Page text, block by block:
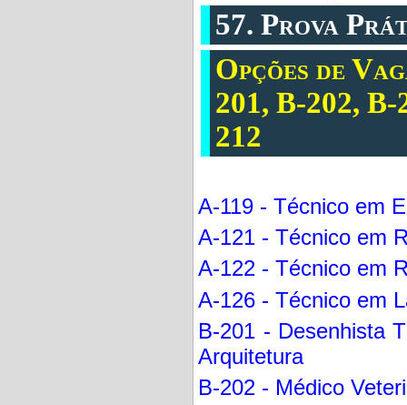
57. Prova
Opções de
201, B-202, B-
212
A-119 - Técnico em
A-121 - Técnico em
A-122 - Técnico em
A-126 - Técnico em
B-201 - Desenhista
Arquitetura
B-202 - Médico